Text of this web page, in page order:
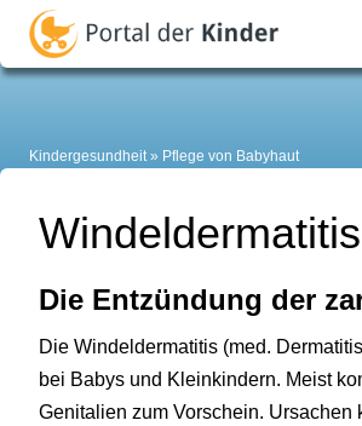
Kindergesundheit Pflege von Babyhaut
Die Entzündung der
Die Windeldermatitis (med.
bei Babys und Kleinkindern. Meist
Genitalien zum Vorschein.